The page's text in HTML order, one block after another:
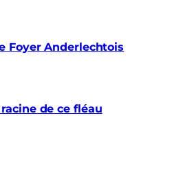
Foyer Anderlechtois
de ce fléau